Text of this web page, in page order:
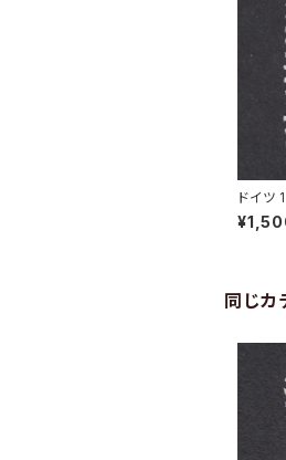
ドイツ
同じカ